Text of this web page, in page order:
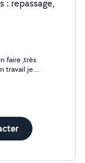
: repassage,
je